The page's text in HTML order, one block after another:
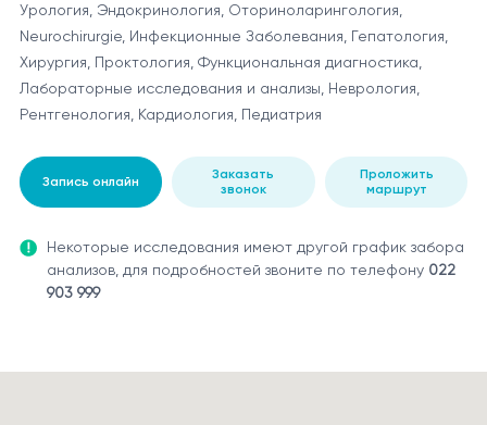
Урология, Эндокринология, Оториноларингология,
Neurochirurgie, Инфекционные Заболевания, Гепатология,
Хирургия, Проктология, Функциональная диагностика,
Лабораторные исследования и анализы, Неврология,
Рентгенология, Кардиология, Педиатрия
Запись онлайн
Заказать
звонок
Проложить
маршрут
Некоторые исследования имеют другой график забора
анализов, для подробностей звоните по телефону 022
903 999